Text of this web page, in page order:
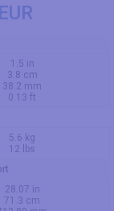
1.5 in
3.8 cm
38.2 mm
0.13 ft
5.6 kg
12 lbs
28.07 in
71.3 cm